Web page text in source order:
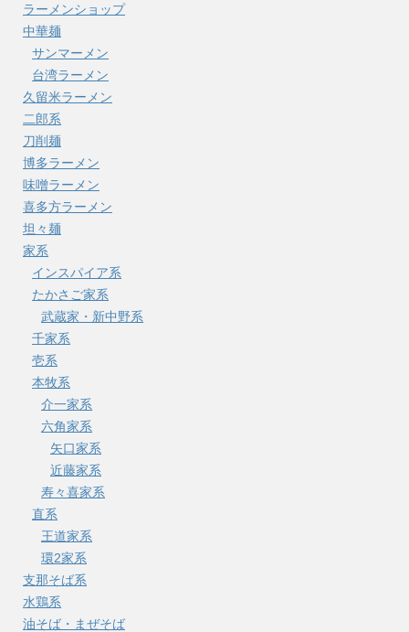
ラーメンショップ
中華麺
サンマーメン
台湾ラーメン
久留米ラーメン
二郎系
刀削麺
博多ラーメン
味噌ラーメン
喜多方ラーメン
坦々麺
家系
インスパイア系
たかさご家系
武蔵家・新中野系
千家系
壱系
本牧系
介一家系
六角家系
矢口家系
近藤家系
寿々喜家系
直系
王道家系
環2家系
支那そば系
水鶏系
油そば・まぜそば